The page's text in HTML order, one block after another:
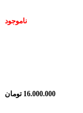
ناموجود
16.000.000 تومان